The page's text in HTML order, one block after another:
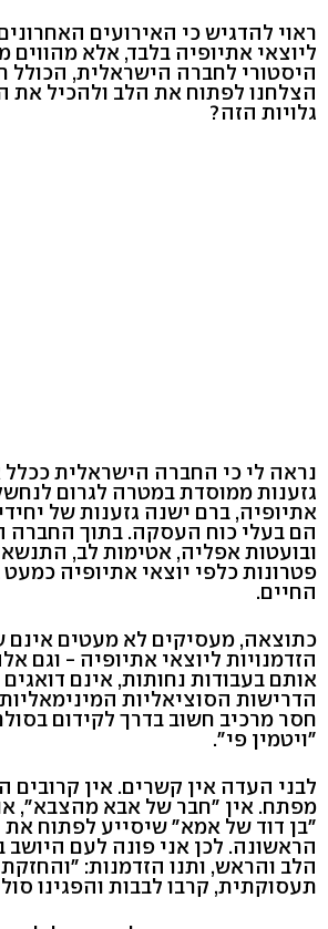
ראוי להדגיש כי האירועים
ליוצאי אתיופיה בלבד, אלא מהווים
היסטורי לחברה הישראלית, הכולל
הצלחנו לפתוח את הלב ולהכיל את
גלויות הזה?
נראה לי כי החברה הישראלית ככלל
גזענות ממוסדת במטרה לגרום
אתיופיה, ברם ישנה גזענות של
הם בעלי כוח העסקה. בתוך החברה
ובועטות אפליה, אטימות לב,
פטרונות כלפי יוצאי אתיופיה
החיים.
כתוצאה, מעסיקים לא מעטים אינם
הזדמנויות ליוצאי אתיופיה - וגם
אותם בעבודות נחותות, אינם
הדרישות הסוציאליות
חסר מרכיב חשוב בדרך לקידום
"ויטמין פי".
לבני העדה אין קשרים. אין
מפתח. אין "חבר של אבא מהצבא",
"בן דוד של אמא" שיסייע לפתוח
הראשונה. לכן אני פונה לעם היושב
הלב והראש, ותנו הזדמנות:
תעסוקתית, קרבו לבבות והפגינו